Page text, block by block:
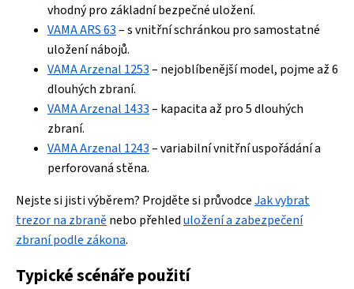
vhodný pro základní bezpečné uložení.
VAMA ARS 63– s vnitřní schránkou pro samostatné
uložení nábojů.
VAMA Arzenal 1253– nejoblíbenější model, pojme až 6
dlouhých zbraní.
VAMA Arzenal 1433– kapacita až pro 5 dlouhých
zbraní.
VAMA Arzenal 1243– variabilní vnitřní uspořádání a
perforovaná stěna.
Nejste si jisti výběrem? Projděte si průvodceJak vybrat
trezor na zbraně nebo přehleduložení a zabezpečení
zbraní podle zákona.
Typické scénáře použití